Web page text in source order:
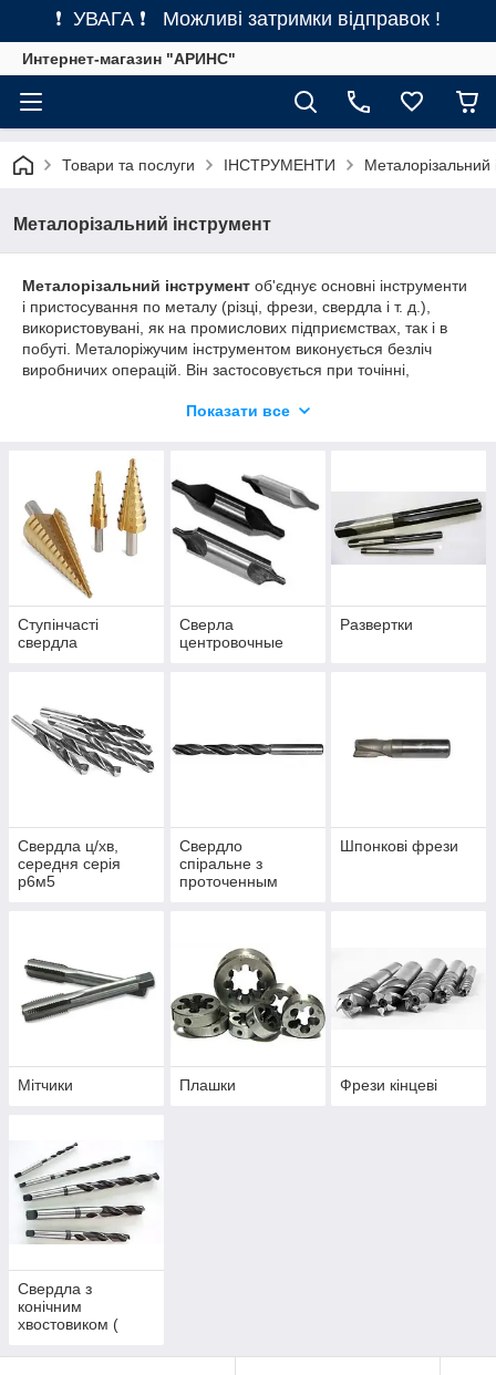
❗ УВАГА ❗ Можливі затримки відправок !
Интернет-магазин "АРИНС"
Товари та послуги ІНСТРУМЕНТИ Металорізальний
Металорізальний інструмент
Металорізальний інструмент об'єднує основні інструменти
і пристосування по металу (різці, фрези, свердла і т. д.),
використовувані, як на промислових підприємствах, так і в
побуті. Металоріжучим інструментом виконується безліч
виробничих операцій. Він застосовується при точінні,
чистової і чорнової обробки виробів з різних металів.
Показати все
Ступінчасті
свердла
Сверла
центровочные
Развертки
Свердла ц/хв,
середня серія
р6м5
Свердло
спіральне з
проточенным
Шпонкові фрези
Мітчики Плашки Фрези кінцеві
Свердла з
конічним
хвостовиком (